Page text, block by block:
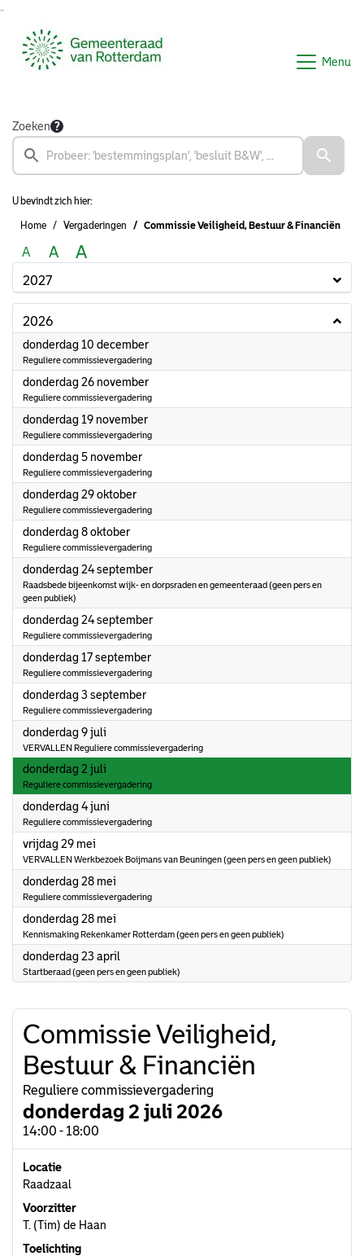
Menu
Zoeken
U bevindt zich hier:
Home Vergaderingen Commissie Veiligheid, Bestuur & Financiën
A A A
2027
2026
donderdag 10 december2026
Reguliere commissievergadering
donderdag 26 november2026
Reguliere commissievergadering
donderdag 19 november2026
Reguliere commissievergadering
donderdag 5 november2026
Reguliere commissievergadering
donderdag 29 oktober2026
Reguliere commissievergadering
donderdag 8 oktober2026
Reguliere commissievergadering
donderdag 24 september2026
Raadsbede bijeenkomst wijk- en dorpsraden en gemeenteraad (geen pers en
geen publiek)
donderdag 24 september2026
Reguliere commissievergadering
donderdag 17 september2026
Reguliere commissievergadering
donderdag 3 september2026
Reguliere commissievergadering
donderdag 9 juli
VERVALLEN Reguliere commissievergadering
donderdag 2 juli
Reguliere commissievergadering
donderdag 4 juni
Reguliere commissievergadering
vrijdag 29 mei
VERVALLEN Werkbezoek Boijmans van Beuningen (geen pers en geen publiek)
donderdag 28 mei
Reguliere commissievergadering
donderdag 28 mei
Kennismaking Rekenkamer Rotterdam (geen pers en geen publiek)
donderdag 23 april
Startberaad (geen pers en geen publiek)
Commissie Veiligheid,
Bestuur & Financiën
Reguliere commissievergadering
donderdag 2 juli 2026
14:00 - 18:00
Locatie
Raadzaal
Voorzitter
T. (Tim) de Haan
Toelichting